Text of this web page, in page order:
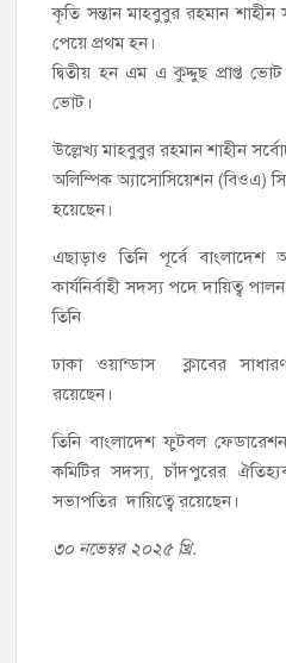
কৃতি সন্তান মাহবুবুর রহমান
পেয়ে প্রথম হন।
দ্বিতীয় হন এম এ কুদ্দুছ প্রাপ্ত
ভোট।
উল্লেখ্য মাহবুবুর রহমান শাহীন
অলিম্পিক অ্যাসোসিয়েশন (বিওএ)
হয়েছেন।
এছাড়াও তিনি পূর্বে বাংলাদেশ
কার্যনির্বাহী সদস্য পদে দায়িত্ব
তিনি
ঢাকা ওয়ান্ডাস ক্লাবের
রয়েছেন।
তিনি বাংলাদেশ ফুটবল ফেডারেশন
কমিটির সদস্য, চাঁদপুরের
সভাপতির দায়িত্বে রয়েছেন।
৩০ নভেম্বর ২০২৫ খ্রি.